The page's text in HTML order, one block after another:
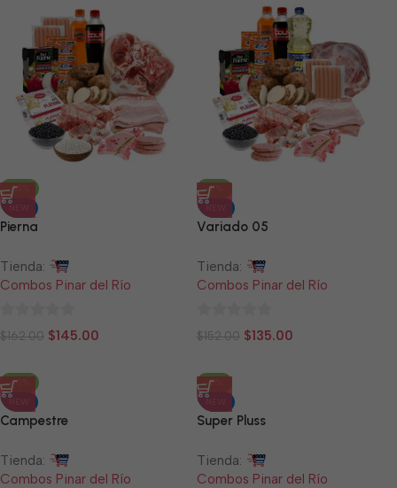
-10%
Pierna
Tienda:
Combos Pinar del Río
0
5
$162.00 $145.00
-11%
Variado 05
Tienda:
Combos Pinar del Río
0
5
$152.00 $135.00
-10%
NEW
Campestre
Tienda:
Combos Pinar del Río
-11%
NEW
Super Pluss
Tienda:
Combos Pinar del Río